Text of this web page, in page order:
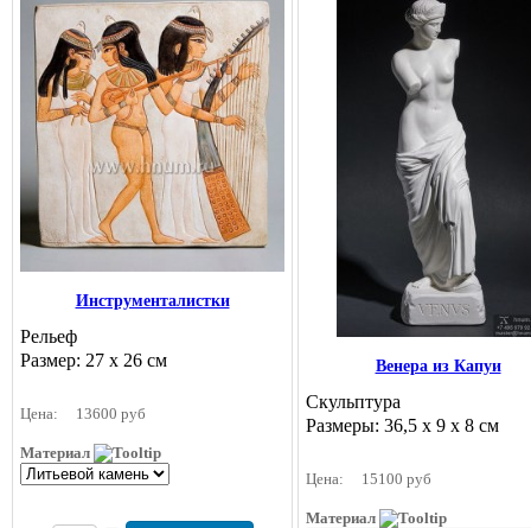
Инструменталистки
Рельеф
Размер: 27 х 26 см
Цена: 13600 руб
Материал
Венера из Капуи
Скульптура
Размеры: 36,5 х 9 х 8 см
Цена: 15100 руб
Материал